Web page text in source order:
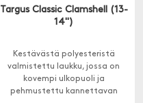
Targus Classic Clamshell (13-
14'')
Kestävästä polyesteristä
valmistettu laukku, jossa on
kovempi ulkopuoli ja
pehmustettu kannettavan